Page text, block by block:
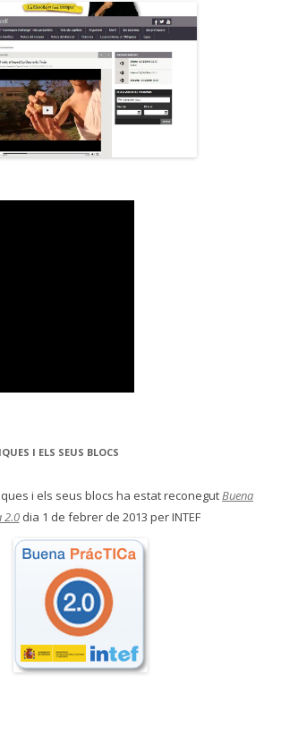
I ELS SEUS BLOCS
i els seus blocs ha estat reconegutBuena
2.0 dia 1 de febrer de 2013 per INTEF